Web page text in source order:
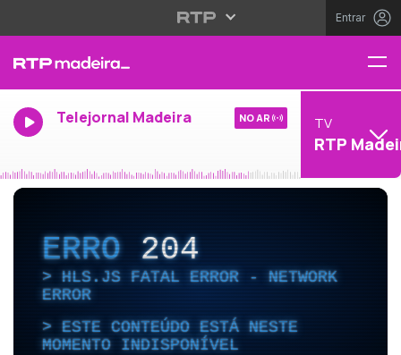
Entrar
Telejornal Madeira NO AR TV
RTP
ERRO204
HLS.JS FATAL ERROR - NETWORK
ERROR
ESTE CONTEÚDO ESTÁ NESTE
MOMENTO INDISPONÍVEL